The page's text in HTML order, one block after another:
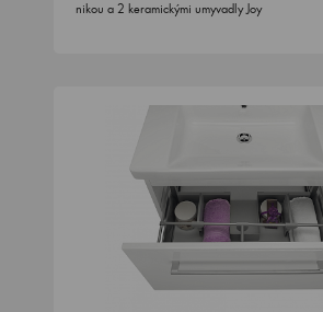
nikou a 2 keramickými umyvadly Joy